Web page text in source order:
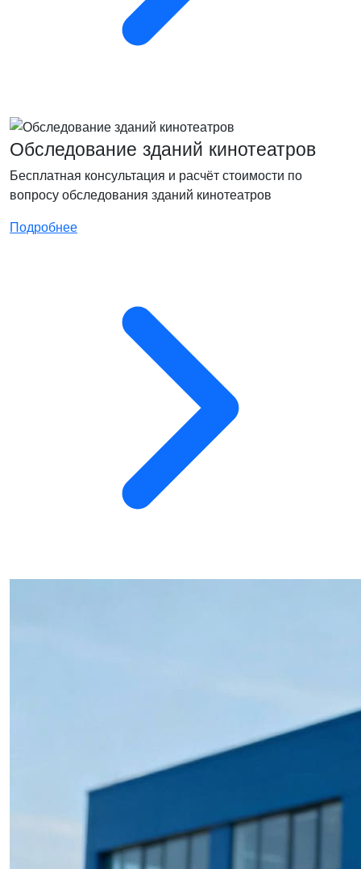
Обследование зданий кинотеатров
Бесплатная консультация и расчёт стоимости по
вопросу обследования зданий кинотеатров
Подробнее